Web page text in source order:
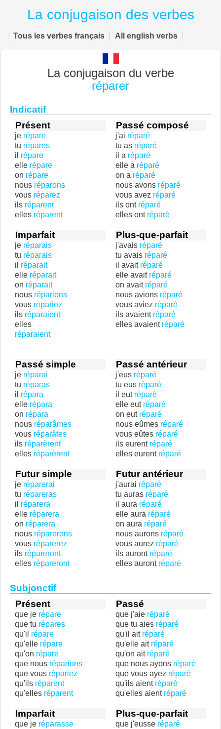
La conjugaison des verbes
Tous les verbes français All english verbs
La conjugaison du verbe
réparer
Indicatif
Présent
je répare
tu répares
il répare
elle répare
on répare
nous réparons
vous réparez
ils réparent
elles réparent
Passé composé
j'ai réparé
tu as réparé
il a réparé
elle a réparé
on a réparé
nous avons réparé
vous avez réparé
ils ont réparé
elles ont réparé
Imparfait
je réparais
tu réparais
il réparait
elle réparait
on réparait
nous réparions
vous répariez
ils réparaient
elles
réparaient
Plus-que-parfait
j'avais réparé
tu avais réparé
il avait réparé
elle avait réparé
on avait réparé
nous avions réparé
vous aviez réparé
ils avaient réparé
elles avaient réparé
Passé simple
je réparai
tu réparas
il répara
elle répara
on répara
nous réparâmes
vous réparâtes
ils réparèrent
elles réparèrent
Passé antérieur
j'eus réparé
tu eus réparé
il eut réparé
elle eut réparé
on eut réparé
nous eûmes réparé
vous eûtes réparé
ils eurent réparé
elles eurent réparé
Futur simple
je réparerai
tu répareras
il réparera
elle réparera
on réparera
nous réparerons
vous réparerez
ils répareront
elles répareront
Futur antérieur
j'aurai réparé
tu auras réparé
il aura réparé
elle aura réparé
on aura réparé
nous aurons réparé
vous aurez réparé
ils auront réparé
elles auront réparé
Subjonctif
Présent
que je répare
que tu répares
qu'il répare
qu'elle répare
qu'on répare
que nous réparions
que vous répariez
qu'ils réparent
qu'elles réparent
Passé
que j'aie réparé
que tu aies réparé
qu'il ait réparé
qu'elle ait réparé
qu'on ait réparé
que nous ayons réparé
que vous ayez réparé
qu'ils aient réparé
qu'elles aient réparé
Imparfait
que je réparasse
Plus-que-parfait
que j'eusse réparé